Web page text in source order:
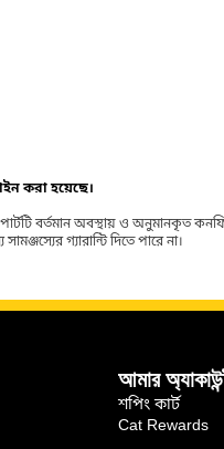
করা হয়েছে।
বর্তমান অবস্থায় ও অনুমানকৃত
গ্যারান্টি দিতে পারে না।
আমার
শপিং কার্ট
Cat Rewards